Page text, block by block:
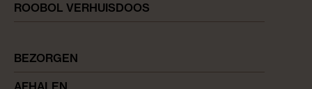
ROOBOL VERHUISDOOS
BEZORGEN